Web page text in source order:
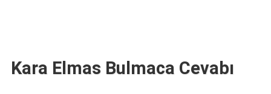
Kara Elmas Bulmaca Cevabı